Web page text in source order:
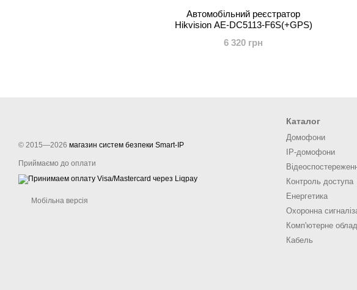
Автомобільний реєстратор
Hikvision AE-DC5113-F6S(+GPS)
6 320 грн
© 2015—2026 магазин систем безпеки Smart-IP
Приймаємо до оплати
Мобільна версія
Каталог
Домофони
IP-домофони
Контроль доступа
Енергетика
Охоронна
Комп'ютерне
Кабель